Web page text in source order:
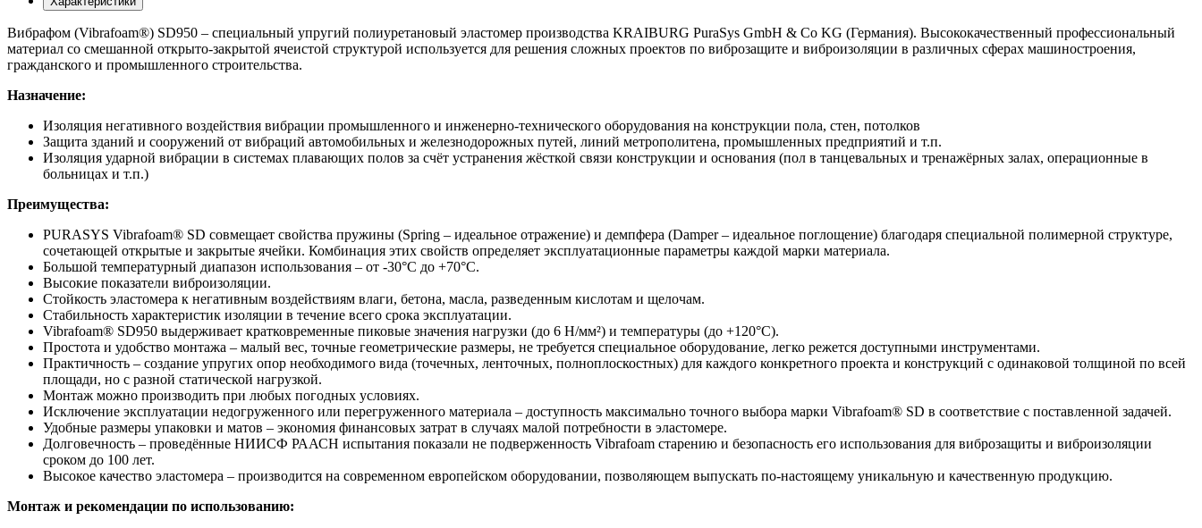
Вибрафом (Vibrafoam®) SD950 – специальный упругий полиуретановый эластомер производства KRAIBURG PuraSys GmbH & Co KG (Германия). Высококачественный профессиональный
материал со смешанной открыто-закрытой ячеистой структурой используется для решения сложных проектов по виброзащите и виброизоляции в различных сферах машиностроения,
гражданского и промышленного строительства.
Назначение:
Изоляция негативного воздействия вибрации промышленного и инженерно-технического оборудования на конструкции пола, стен, потолков
Защита зданий и сооружений от вибраций автомобильных и железнодорожных путей, линий метрополитена, промышленных предприятий и т.п.
Изоляция ударной вибрации в системах плавающих полов за счёт устранения жёсткой связи конструкции и основания (пол в танцевальных и тренажёрных залах, операционные в
больницах и т.п.)
Преимущества:
PURASYS Vibrafoam® SD совмещает свойства пружины (Spring – идеальное отражение) и демпфера (Damper – идеальное поглощение) благодаря специальной полимерной структуре,
сочетающей открытые и закрытые ячейки. Комбинация этих свойств определяет эксплуатационные параметры каждой марки материала.
Большой температурный диапазон использования – от -30°C до +70°C.
Высокие показатели виброизоляции.
Стойкость эластомера к негативным воздействиям влаги, бетона, масла, разведенным кислотам и щелочам.
Стабильность характеристик изоляции в течение всего срока эксплуатации.
Vibrafoam® SD950 выдерживает кратковременные пиковые значения нагрузки (до 6 H/мм²) и температуры (до +120°C).
Простота и удобство монтажа – малый вес, точные геометрические размеры, не требуется специальное оборудование, легко режется доступными инструментами.
Практичность – создание упругих опор необходимого вида (точечных, ленточных, полноплоскостных) для каждого конкретного проекта и конструкций с одинаковой толщиной по всей
площади, но с разной статической нагрузкой.
Монтаж можно производить при любых погодных условиях.
Исключение эксплуатации недогруженного или перегруженного материала – доступность максимально точного выбора марки Vibrafoam® SD в соответствие с поставленной задачей.
Удобные размеры упаковки и матов – экономия финансовых затрат в случаях малой потребности в эластомере.
Долговечность – проведённые НИИСФ РААСН испытания показали не подверженность Vibrafoam старению и безопасность его использования для виброзащиты и виброизоляции
сроком до 100 лет.
Высокое качество эластомера – производится на современном европейском оборудовании, позволяющем выпускать по-настоящему уникальную и качественную продукцию.
Монтаж и рекомендации по использованию: